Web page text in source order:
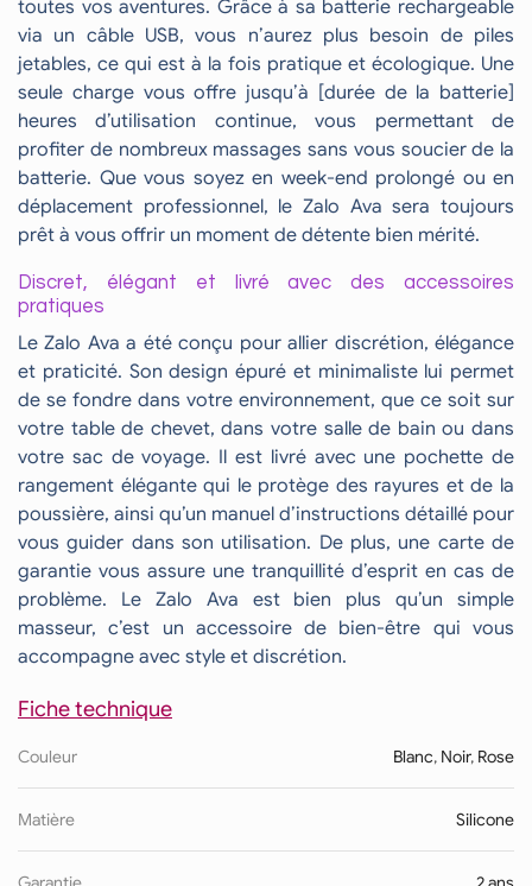
toutes vos aventures. Grâce à sa batterie rechargeable
via un câble USB, vous n’aurez plus besoin de piles
jetables, ce qui est à la fois pratique et écologique. Une
seule charge vous offre jusqu’à [durée de la batterie]
heures d’utilisation continue, vous permettant de
profiter de nombreux massages sans vous soucier de la
batterie. Que vous soyez en week-end prolongé ou en
déplacement professionnel, le Zalo Ava sera toujours
prêt à vous offrir un moment de détente bien mérité.
Discret, élégant et livré avec des accessoires
pratiques
Le Zalo Ava a été conçu pour allier discrétion, élégance
et praticité. Son design épuré et minimaliste lui permet
de se fondre dans votre environnement, que ce soit sur
votre table de chevet, dans votre salle de bain ou dans
votre sac de voyage. Il est livré avec une pochette de
rangement élégante qui le protège des rayures et de la
poussière, ainsi qu’un manuel d’instructions détaillé pour
vous guider dans son utilisation. De plus, une carte de
garantie vous assure une tranquillité d’esprit en cas de
problème. Le Zalo Ava est bien plus qu’un simple
masseur, c’est un accessoire de bien-être qui vous
accompagne avec style et discrétion.
Fiche technique
Couleur Blanc, Noir, Rose
Matière Silicone